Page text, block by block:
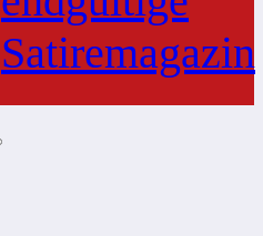
Satiremagazin